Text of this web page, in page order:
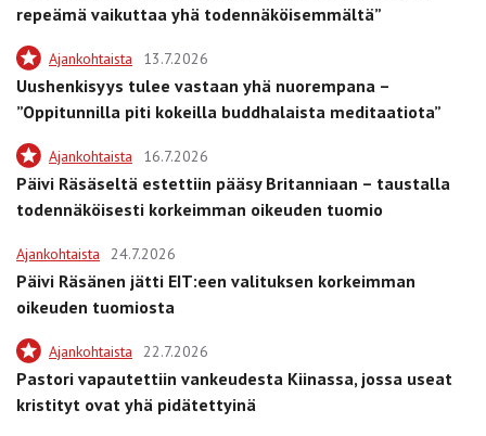
repeämä vaikuttaa yhä todennäköisemmältä”
Ajankohtaista 13.7.2026
Uushenkisyys tulee vastaan yhä nuorempana –
”Oppitunnilla piti kokeilla buddhalaista meditaatiota”
Ajankohtaista 16.7.2026
Päivi Räsäseltä estettiin pääsy Britanniaan – taustalla
todennäköisesti korkeimman oikeuden tuomio
Ajankohtaista 24.7.2026
Päivi Räsänen jätti EIT:een valituksen korkeimman
oikeuden tuomiosta
Ajankohtaista 22.7.2026
Pastori vapautettiin vankeudesta Kiinassa, jossa useat
kristityt ovat yhä pidätettyinä